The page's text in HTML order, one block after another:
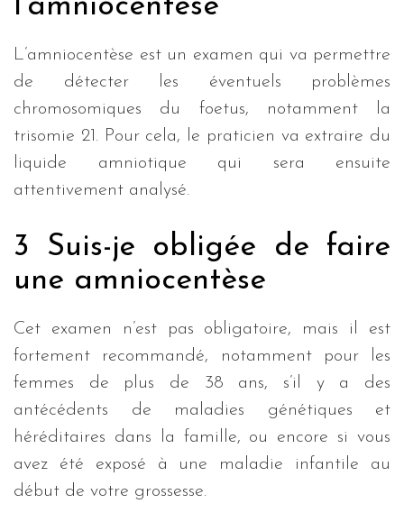
l’amniocentèse
L’amniocentèse est un examen qui va permettre
de détecter les éventuels problèmes
chromosomiques du foetus, notamment la
trisomie 21. Pour cela, le praticien va extraire du
liquide amniotique qui sera ensuite
attentivement analysé.
3 Suis-je obligée de faire
une amniocentèse
Cet examen n’est pas obligatoire, mais il est
fortement recommandé, notamment pour les
femmes de plus de 38 ans, s’il y a des
antécédents de maladies génétiques et
héréditaires dans la famille, ou encore si vous
avez été exposé à une maladie infantile au
début de votre grossesse.